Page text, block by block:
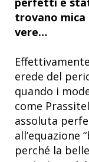
trovano mica
vere…
erede del
quando i
come
assoluta
all’equazione
perché la